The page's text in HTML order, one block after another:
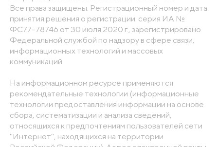
Все права защищены. Регистрационный номер и дата
принятия решения о регистрации: серия ИА №
ФС77-78746 от 30 июля 2020 г., зарегистрировано
Федеральной службой по надзору в сфере связи,
информационных технологий и массовых
коммуникаций
На информационном ресурсе применяются
рекомендательные технологии (информационные
технологии предоставления информации на основе
сбора, систематизации и анализа сведений,
относящихся к предпочтениям пользователей сети
"Интернет", находящихся на территории